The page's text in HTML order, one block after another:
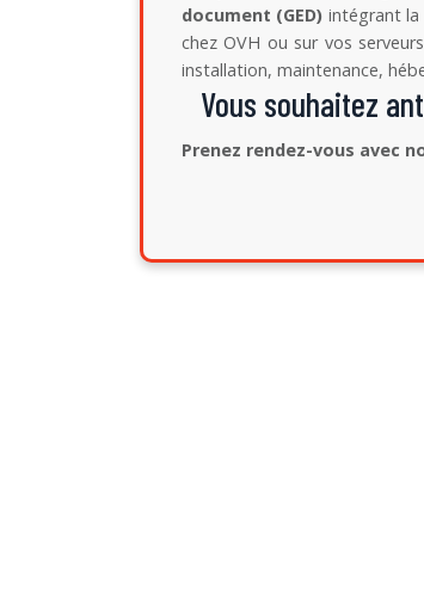
document (GED) intégrant la
chez OVH ou sur vos
installation, maintenance,
Vous souhaitez
Prenez rendez-vous avec